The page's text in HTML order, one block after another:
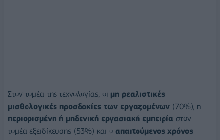
Στον τομέα της τεχνολογίας, οι μη ρεαλιστικές
μισθολογικές προσδοκίες των εργαζομένων (70%), η
περιορισμένη ή μηδενική εργασιακή εμπειρία στον
τομέα εξειδίκευσης (53%) και ο απαιτούμενος χρόνος